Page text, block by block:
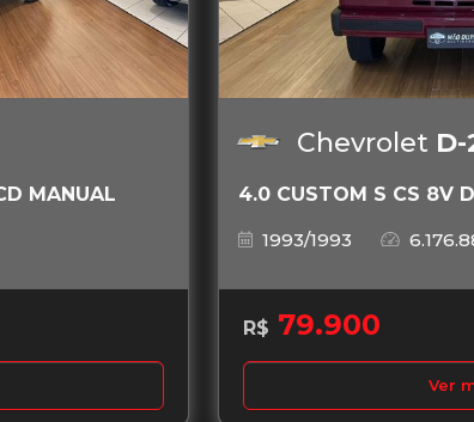
MANUAL
Chevrolet
4.0 CUSTOM S CS 8V
1993/1993
R$ 79.900
Ver